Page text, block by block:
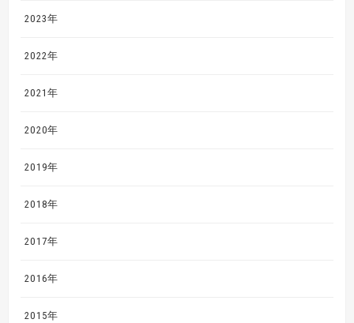
2023年
2022年
2021年
2020年
2019年
2018年
2017年
2016年
2015年